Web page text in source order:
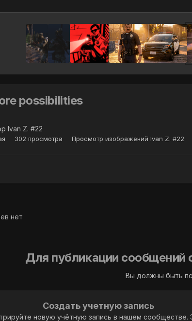
possibilities
Ivan Z. #22
302 просмотра Просмотр изображений Ivan Z. #22
нет
Для публикации сообщений
Вы должны быть
Создать учетную запись
новую учётную запись в нашем сообществе.